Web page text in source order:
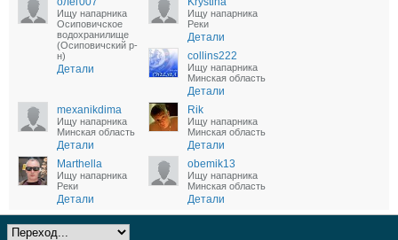
Ищу напарника
Осиповичское
водохранилище
(Осиповичский р-
н)
Детали
Ищу напарника
Реки
Детали
collins222
Ищу напарника
Минская область
Детали
mexanikdima
Ищу напарника
Минская область
Детали
Rik
Ищу напарника
Минская область
Детали
Marthella
Ищу напарника
Реки
Детали
obemik13
Ищу напарника
Минская область
Детали